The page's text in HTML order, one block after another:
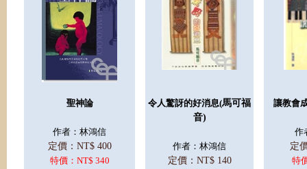
聖神論
作者： 林鴻信
定價：NT$ 400
特價：NT$ 340
令人驚訝的好消息(馬可福
音)
作者： 林鴻信
定價：NT$ 140
讓教會
作
定
特